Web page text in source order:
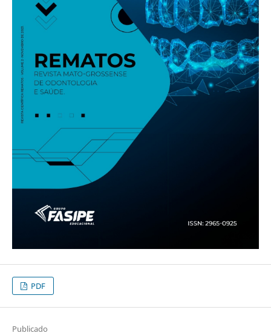
PDF
Publicado